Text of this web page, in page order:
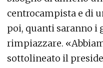
centrocampista e di
poi, quanti saranno i
rimpiazzare.
sottolineato il